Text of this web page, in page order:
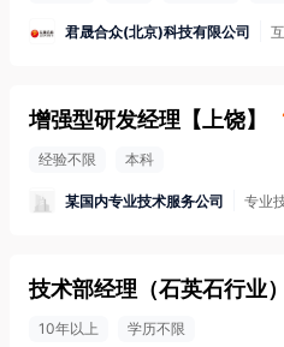
君晟合众(北京)科技有限公司
增强型研发经理 【 上饶】
经验不限 本科
某国内专业技术服务公司 专业
技术部经理（石英石行业）
10年以上 学历不限